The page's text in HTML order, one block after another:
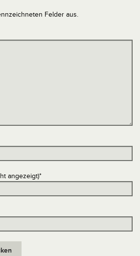
Felder aus.
angezeigt)*